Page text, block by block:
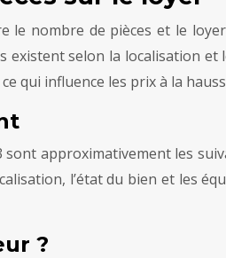
nombre de pièces et le
selon la localisation
qui influence les prix à la
approximativement les
l’état du bien et les
?